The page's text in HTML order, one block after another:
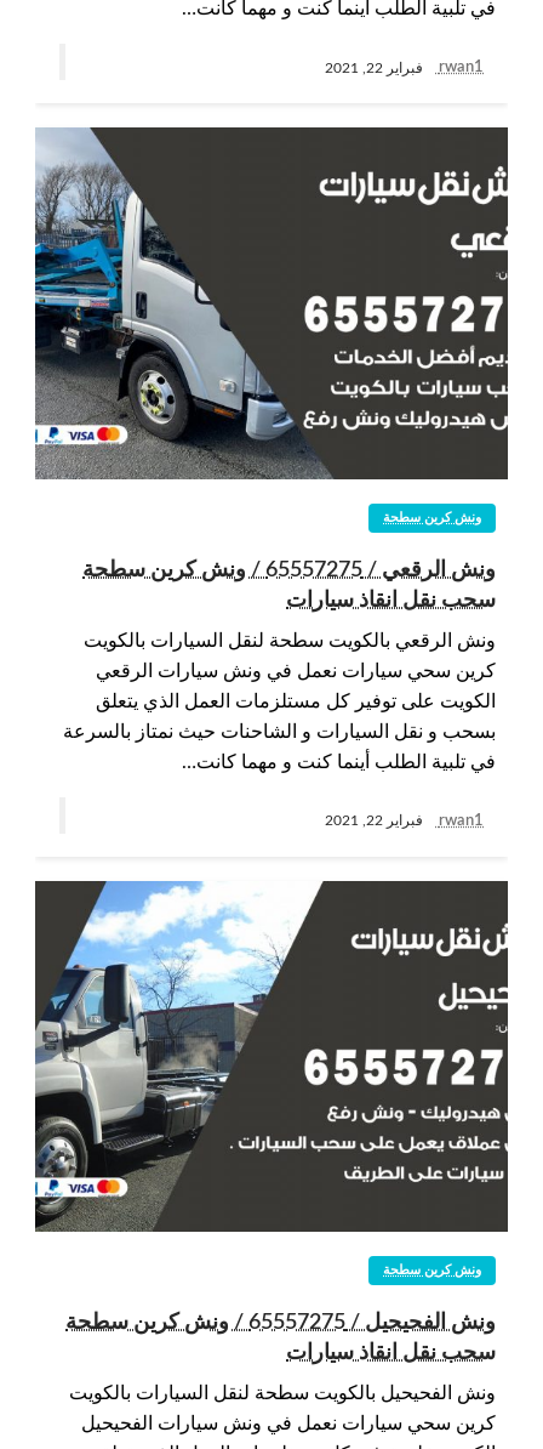
في تلبية الطلب أينما كنت و مهما كانت…
rwan1 فبراير 22, 2021
ونش كرين سطحة
ونش الرقعي / 65557275 / ونش كرين سطحة
سحب نقل انقاذ سيارات
ونش الرقعي بالكويت سطحة لنقل السيارات بالكويت
كرين سحي سيارات نعمل في ونش سيارات الرقعي
الكويت على توفير كل مستلزمات العمل الذي يتعلق
بسحب و نقل السيارات و الشاحنات حيث نمتاز بالسرعة
في تلبية الطلب أينما كنت و مهما كانت…
rwan1 فبراير 22, 2021
ونش كرين سطحة
ونش الفحيحيل / 65557275 / ونش كرين سطحة
سحب نقل انقاذ سيارات
ونش الفحيحيل بالكويت سطحة لنقل السيارات بالكويت
كرين سحي سيارات نعمل في ونش سيارات الفحيحيل